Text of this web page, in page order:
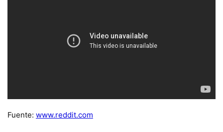
Fuente: www.reddit.com